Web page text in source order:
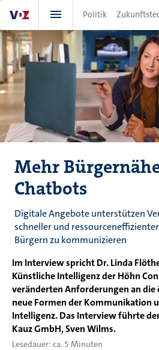
zum
Inhalt
Politik
Mehr
Chatbots
Digitale Angebote unterstützen
schneller und
Bürgern zu kommunizieren
Im Interview spricht Dr. Linda
Künstliche Intelligenz der Höhn
veränderten Anforderungen an
neue Formen der Kommunikation
Intelligenz. Das Interview führte
Kauz GmbH, Sven Wilms.
Lesedauer: ca. 5 Minuten